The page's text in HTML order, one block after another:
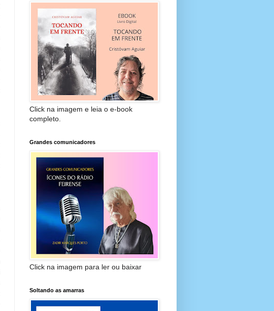
Click na imagem e leia o e-book
completo.
Grandes comunicadores
Click na imagem para ler ou baixar
Soltando as amarras